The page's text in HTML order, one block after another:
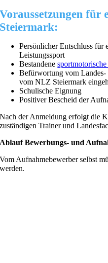
Voraussetzungen für
Steiermark:
Persönlicher Entschluss für
Leistungssport
Bestandene
Befürwortung vom
vom NLZ Steiermark
Schulische Eignung
Positiver Bescheid der
Nach der Anmeldung erfolgt die
zuständigen Trainer und
Ablauf Bewerbungs- und
Vom Aufnahmebewerber selbst
werden.